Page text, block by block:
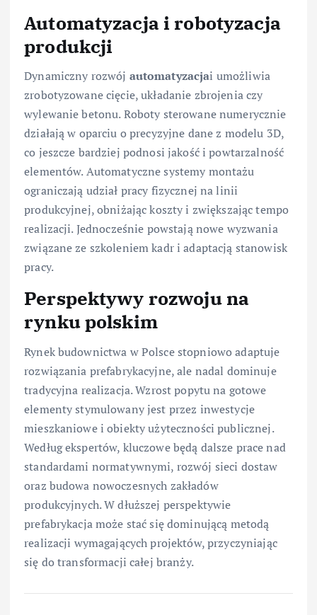
Automatyzacja i robotyzacja
produkcji
Dynamiczny rozwój automatyzacjai umożliwia
zrobotyzowane cięcie, układanie zbrojenia czy
wylewanie betonu. Roboty sterowane numerycznie
działają w oparciu o precyzyjne dane z modelu 3D,
co jeszcze bardziej podnosi jakość i powtarzalność
elementów. Automatyczne systemy montażu
ograniczają udział pracy fizycznej na linii
produkcyjnej, obniżając koszty i zwiększając tempo
realizacji. Jednocześnie powstają nowe wyzwania
związane ze szkoleniem kadr i adaptacją stanowisk
pracy.
Perspektywy rozwoju na
rynku polskim
Rynek budownictwa w Polsce stopniowo adaptuje
rozwiązania prefabrykacyjne, ale nadal dominuje
tradycyjna realizacja. Wzrost popytu na gotowe
elementy stymulowany jest przez inwestycje
mieszkaniowe i obiekty użyteczności publicznej.
Według ekspertów, kluczowe będą dalsze prace nad
standardami normatywnymi, rozwój sieci dostaw
oraz budowa nowoczesnych zakładów
produkcyjnych. W dłuższej perspektywie
prefabrykacja może stać się dominującą metodą
realizacji wymagających projektów, przyczyniając
się do transformacji całej branży.